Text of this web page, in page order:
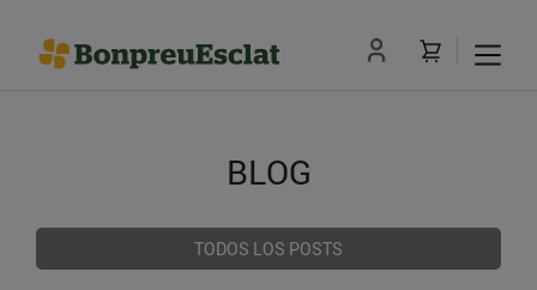
BLOG
TODOS LOS POSTS